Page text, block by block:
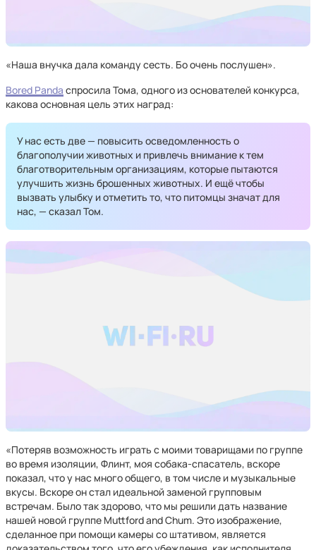
«Наша внучка дала команду сесть. Бо очень послушен».
Bored Panda спросила Тома, одного из основателей конкурса,
какова основная цель этих наград:
У нас есть две — повысить осведомленность о
благополучии животных и привлечь внимание к тем
благотворительным организациям, которые пытаются
улучшить жизнь брошенных животных. И ещё чтобы
вызвать улыбку и отметить то, что питомцы значат для
нас, — сказал Том.
«Потеряв возможность играть с моими товарищами по группе
во время изоляции, Флинт, моя собака-спасатель, вскоре
показал, что у нас много общего, в том числе и музыкальные
вкусы. Вскоре он стал идеальной заменой групповым
встречам. Было так здорово, что мы решили дать название
нашей новой группе Muttford and Chum. Это изображение,
сделанное при помощи камеры со штативом, является